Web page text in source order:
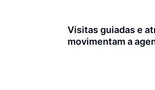
Visitas guiadas e
movimentam a